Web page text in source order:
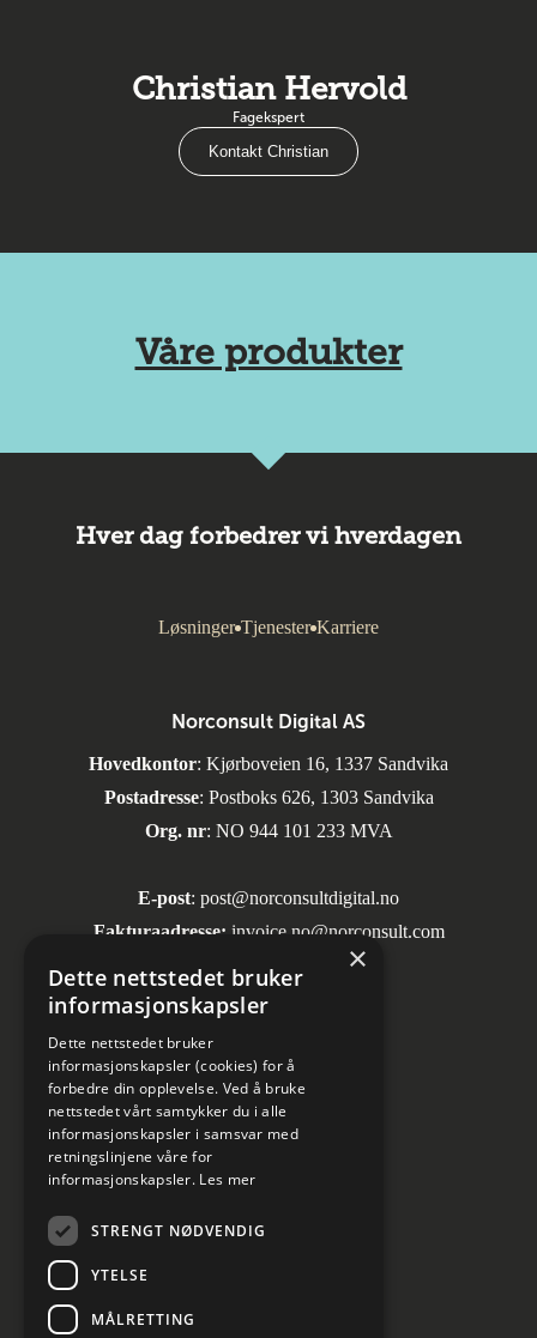
Christian Hervold
Fagekspert
Kontakt Christian
Våre produkter
Hver dag forbedrer vi hverdagen
Løsninger Tjenester Karriere
Sosiale medier
Informasjon om personvern
Norconsult Digital AS
Hovedkontor: Kjørboveien 16, 1337 Sandvika
Postadresse: Postboks 626, 1303 Sandvika
Org. nr: NO 944 101 233 MVA
E-post: post@norconsultdigital.no
Fakturaadresse: invoice.no@norconsult.com
×
Dette nettstedet bruker
informasjonskapsler
Dette nettstedet bruker
informasjonskapsler (cookies) for å
forbedre din opplevelse. Ved å bruke
nettstedet vårt samtykker du i alle
informasjonskapsler i samsvar med
retningslinjene våre for
informasjonskapsler. Les mer
STRENGT NØDVENDIG
YTELSE
MÅLRETTING